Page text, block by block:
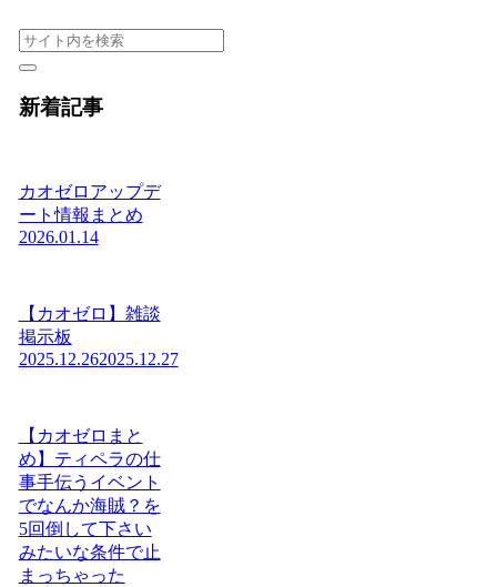
新着記事
カオゼロアップデ
ート情報まとめ
2026.01.14
【カオゼロ】雑談
掲示板
2025.12.262025.12.27
【カオゼロまと
め】ティペラの仕
事手伝うイベント
でなんか海賊？を
5回倒して下さい
みたいな条件で止
まっちゃった